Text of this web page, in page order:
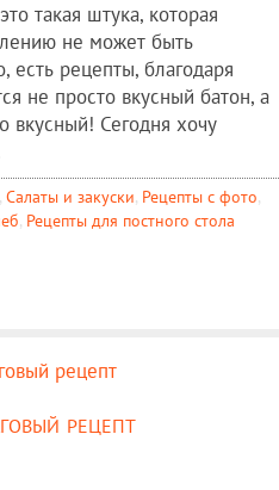
такая штука, которая
не может быть
есть рецепты, благодаря
не просто вкусный батон, а
вкусный! Сегодня хочу
, Салаты и закуски, Рецепты c фото,
, Рецепты для постного стола
рецепт